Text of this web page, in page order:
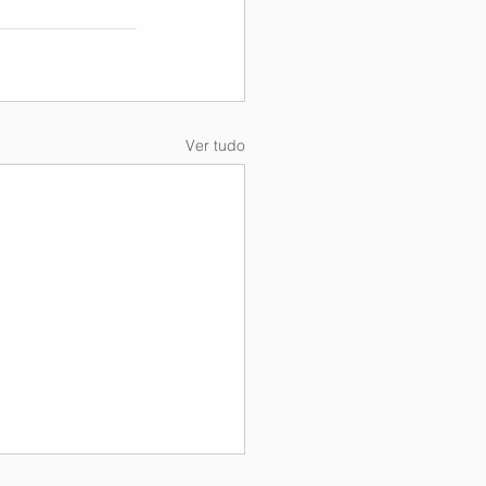
Ver tudo